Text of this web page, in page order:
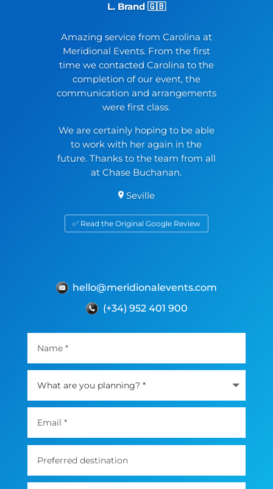
L. Brand 🇬🇧
Amazing service from Carolina at
Meridional Events. From the first
time we contacted Carolina to the
completion of our event, the
communication and arrangements
were first class.
We are certainly hoping to be able
to work with her again in the
future. Thanks to the team from all
at Chase Buchanan.
Seville
✅ Read the Original Google Review